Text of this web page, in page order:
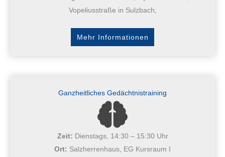
Vopeliusstraße in Sulzbach,
Mehr Informationen
Ganzheitliches Gedächtnistraining
Zeit: Dienstags, 14:30 – 15:30 Uhr
Ort: Salzherrenhaus, EG Kursraum I